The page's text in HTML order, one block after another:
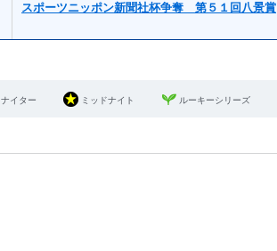
スポーツニッポン新聞社杯争奪 第５１回八景賞
ナイター ミッドナイト ルーキーシリーズ